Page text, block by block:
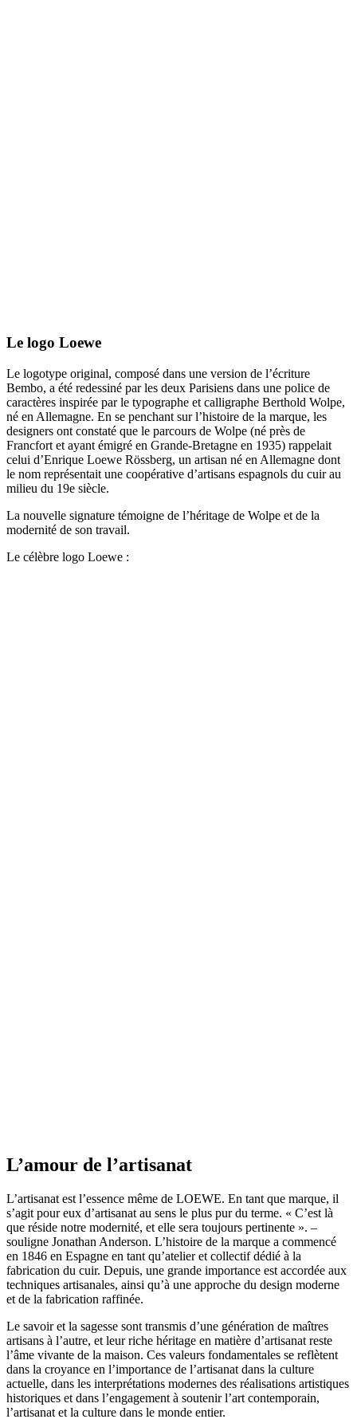
Le logo Loewe
Le logotype original, composé dans une version de l’écriture
Bembo, a été redessiné par les deux Parisiens dans une police de
caractères inspirée par le typographe et calligraphe Berthold Wolpe,
né en Allemagne. En se penchant sur l’histoire de la marque, les
designers ont constaté que le parcours de Wolpe (né près de
Francfort et ayant émigré en Grande-Bretagne en 1935) rappelait
celui d’Enrique Loewe Rössberg, un artisan né en Allemagne dont
le nom représentait une coopérative d’artisans espagnols du cuir au
milieu du 19e siècle.
La nouvelle signature témoigne de l’héritage de Wolpe et de la
modernité de son travail.
Le célèbre logo Loewe :
L’amour de l’artisanat
L’artisanat est l’essence même de LOEWE. En tant que marque, il
s’agit pour eux d’artisanat au sens le plus pur du terme. « C’est là
que réside notre modernité, et elle sera toujours pertinente ». –
souligne Jonathan Anderson. L’histoire de la marque a commencé
en 1846 en Espagne en tant qu’atelier et collectif dédié à la
fabrication du cuir. Depuis, une grande importance est accordée aux
techniques artisanales, ainsi qu’à une approche du design moderne
et de la fabrication raffinée.
Le savoir et la sagesse sont transmis d’une génération de maîtres
artisans à l’autre, et leur riche héritage en matière d’artisanat reste
l’âme vivante de la maison. Ces valeurs fondamentales se reflètent
dans la croyance en l’importance de l’artisanat dans la culture
actuelle, dans les interprétations modernes des réalisations artistiques
historiques et dans l’engagement à soutenir l’art contemporain,
l’artisanat et la culture dans le monde entier.